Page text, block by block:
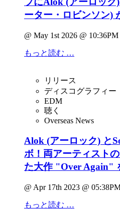
ーター・ロビンソン)
@ May 1st 2026 @ 10:36PM
もっと読む …
リリース
ディスコグラフィー
EDM
聴く
Overseas News
Alok (アーロック) と
ボ！両アーティスト
た大作 "Over Again"
@ Apr 17th 2023 @
もっと読む …